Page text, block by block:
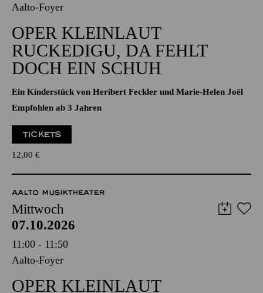
07.10.2026
09:30 - 10:20
Aalto-Foyer
OPER KLEINLAUT
RUCKEDIGU, DA FEHLT
DOCH EIN SCHUH
Ein Kinderstück von Heribert Feckler und Marie-Helen Joël
Empfohlen ab 3 Jahren
12,00€
AALTO MUSIKTHEATER
Mittwoch
07.10.2026
11:00 - 11:50